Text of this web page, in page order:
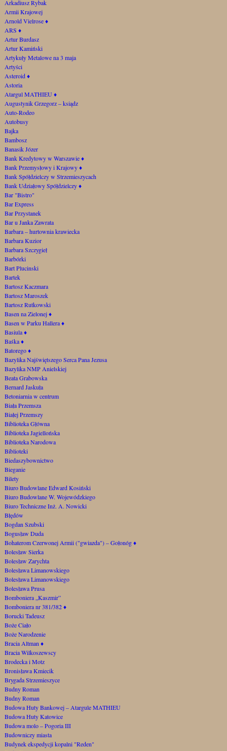
Arkadiusz Rybak
Armii Krajowej
Arnold Vielrose♦
ARS ♦
Artur Burdasz
Artur Kamiński
Artykuły Metalowe na 3 maja
Artyści
Asteroid♦
Astoria
Atargul MATHIEU♦
Augustynik Grzegorz – ksiądz
Auto-Rodeo
Autobusy
Bajka
Bambosz
Banasik Józer
Bank Kredytowy w Warszawie♦
Bank Przemysłowy i Krajowy♦
Bank Spółdzielczy w Strzemieszycach
Bank Udziałowy Spółdzielczy♦
Bar "Bistro"
Bar Express
Bar Przystanek
Bar u Janka Zawrata
Barbara – hurtownia krawiecka
Barbara Kuzior
Barbara Szczygieł
Barbórki
Bart Plucinski
Bartek
Bartosz Kaczmara
Bartosz Maroszek
Bartosz Rutkowski
Basen na Zielonej♦
Basen w Parku Hallera♦
Basiula♦
Baśka♦
Batorego♦
Bazylika Najświętszego Serca Pana Jezusa
Bazylika NMP Anielskiej
Beata Grabowska
Bernard Jaskuła
Betoniarnia w centrum
Biała Przemsza
Białej Przemszy
Biblioteka Główna
Biblioteka Jagiellońska
Biblioteka Narodowa
Biblioteki
Biedaszybownictwo
Bieganie
Bilety
Biuro Budowlane Edward Kosiński
Biuro Budowlane W. Wojewódzkiego
Biuro Techniczne Inż. A. Nowicki
Błędów
Bogdan Szubski
Bogusław Duda
Bohaterom Czerwonej Armii ("gwiazda") – Gołonóg♦
Bolesław Sierka
Bolesław Zarychta
Bolesława Limanowskiego
Bolesława Limanowskiego
Bolesława Prusa
Bomboniera „Kaszmir”
Bomboniera nr 381/382♦
Borucki Tadeusz
Boże Ciało
Boże Narodzenie
Bracia Altman ♦
Bracia Wilkoszewscy
Brodecka i Motz
Bronisława Kmiecik
Brygada Strzemieszyce
Budny Roman
Budny Roman
Budowa Huty Bankowej – Atargule MATHIEU
Budowa Huty Katowice
Budowa molo – Pogoria III
Budowniczy miasta
Budynek ekspedycji kopalni "Reden"